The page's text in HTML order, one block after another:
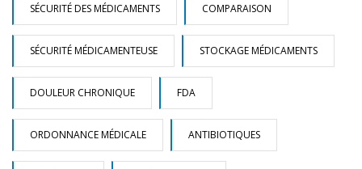
SÉCURITÉ DES MÉDICAMENTS COMPARAISON
SÉCURITÉ MÉDICAMENTEUSE STOCKAGE MÉDICAMENTS
DOULEUR CHRONIQUE FDA
ORDONNANCE MÉDICALE ANTIBIOTIQUES